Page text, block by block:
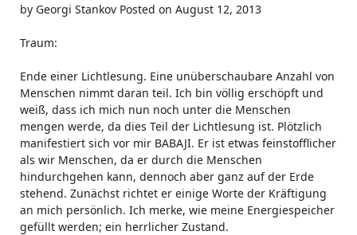
by Georgi Stankov Posted on August 12, 2013
Traum:
Ende einer Lichtlesung. Eine unüberschaubare Anzahl von
Menschen nimmt daran teil. Ich bin völlig erschöpft und
weiß, dass ich mich nun noch unter die Menschen
mengen werde, da dies Teil der Lichtlesung ist. Plötzlich
manifestiert sich vor mir BABAJI. Er ist etwas feinstofflicher
als wir Menschen, da er durch die Menschen
hindurchgehen kann, dennoch aber ganz auf der Erde
stehend. Zunächst richtet er einige Worte der Kräftigung
an mich persönlich. Ich merke, wie meine Energiespeicher
gefüllt werden; ein herrlicher Zustand.